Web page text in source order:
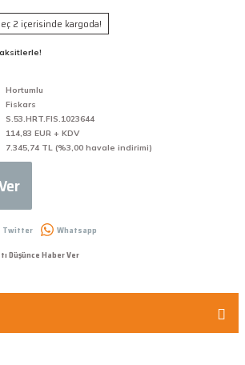
2 içerisinde kargoda!
Hortumlu
Fiskars
S.53.HRT.FIS.1023644
114,83 EUR + KDV
7.345,74 TL (%3,00 havale indirimi)
Twitter
Whatsapp
Düşünce Haber Ver